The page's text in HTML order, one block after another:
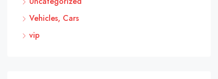
Vehicles, Cars
vip